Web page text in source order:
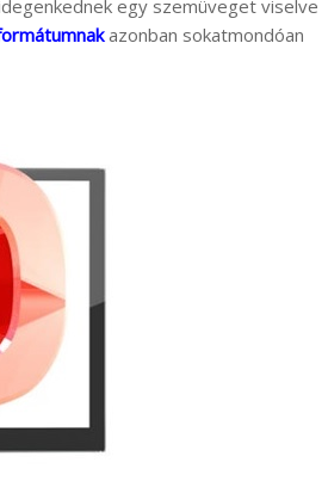
egy szemüveget viselve
azonban sokatmondóan